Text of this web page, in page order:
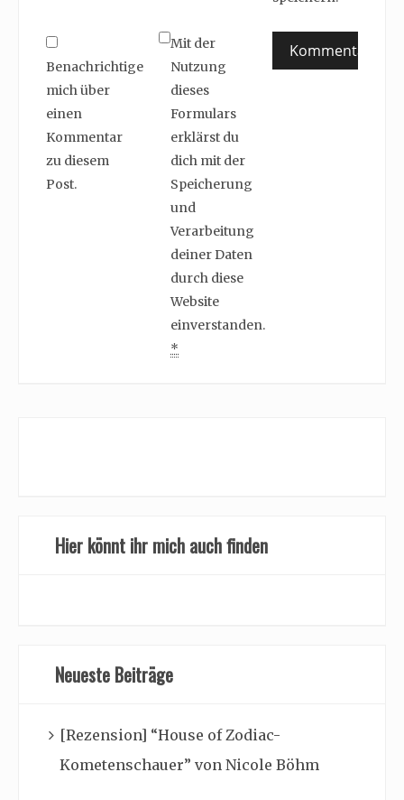
Benachrichtige
mich über
einen
Kommentar
zu diesem
Post.
Mit der
Nutzung
dieses
Formulars
erklärst du
dich mit der
Speicherung
und
Verarbeitung
deiner Daten
durch diese
Website
einverstanden.
*
Hier könnt ihr mich auch finden
Neueste Beiträge
[Rezension] “House of Zodiac-
Kometenschauer” von Nicole Böhm